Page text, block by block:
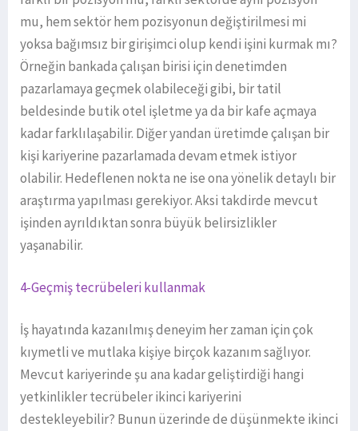
mu, hem sektör hem pozisyonun değiştirilmesi mi
yoksa bağımsız bir girişimci olup kendi işini kurmak mı?
Örneğin bankada çalışan birisi için denetimden
pazarlamaya geçmek olabileceği gibi, bir tatil
beldesinde butik otel işletme ya da bir kafe açmaya
kadar farklılaşabilir. Diğer yandan üretimde çalışan bir
kişi kariyerine pazarlamada devam etmek istiyor
olabilir. Hedeflenen nokta ne ise ona yönelik detaylı bir
araştırma yapılması gerekiyor. Aksi takdirde mevcut
işinden ayrıldıktan sonra büyük belirsizlikler
yaşanabilir.
4-Geçmiş tecrübeleri kullanmak
İş hayatında kazanılmış deneyim her zaman için çok
kıymetli ve mutlaka kişiye birçok kazanım sağlıyor.
Mevcut kariyerinde şu ana kadar geliştirdiği hangi
yetkinlikler tecrübeler ikinci kariyerini
destekleyebilir? Bunun üzerinde de düşünmekte ikinci